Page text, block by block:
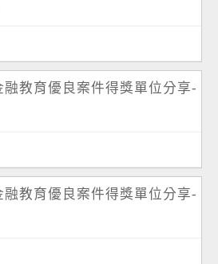
融教育優良案件得獎單位分享-
融教育優良案件得獎單位分享-